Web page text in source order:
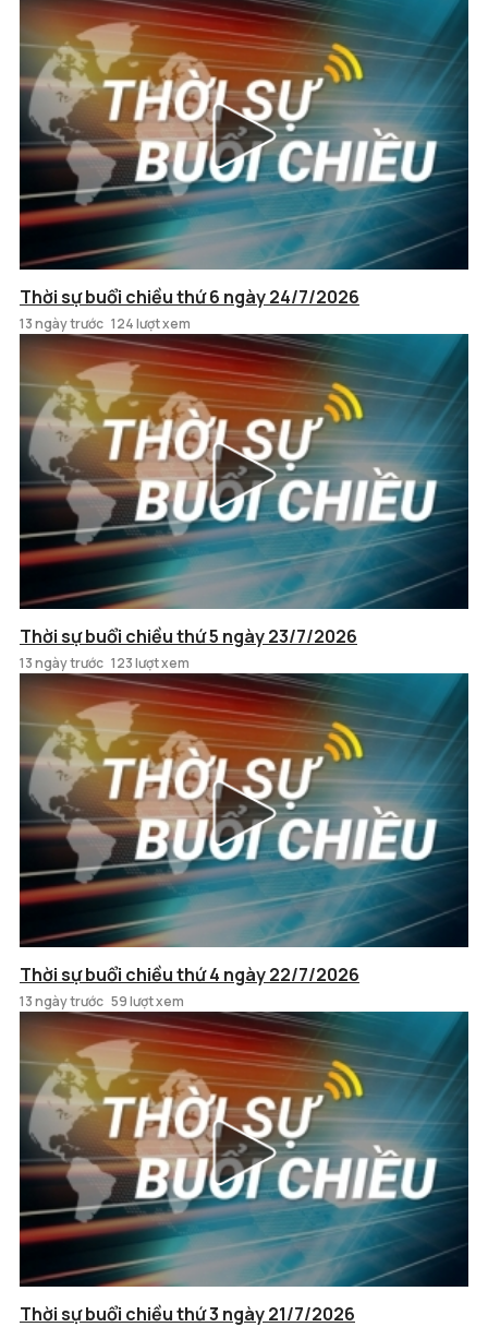
Thời sự buổi chiều thứ 6 ngày 24/7/2026
13 ngày trước 124 lượt xem
Thời sự buổi chiều thứ 5 ngày 23/7/2026
13 ngày trước 123 lượt xem
Thời sự buổi chiều thứ 4 ngày 22/7/2026
13 ngày trước 59 lượt xem
Thời sự buổi chiều thứ 3 ngày 21/7/2026